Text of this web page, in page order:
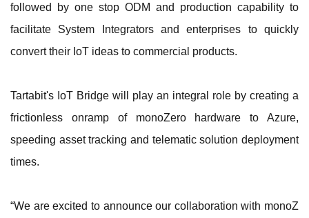
followed by one stop ODM and production capability to
facilitate System Integrators and enterprises to quickly
convert their IoT ideas to commercial products.
Tartabit's IoT Bridge will play an integral role by creating a
frictionless onramp of monoZero hardware to Azure,
speeding asset tracking and telematic solution deployment
times.
“We are excited to announce our collaboration with monoZ